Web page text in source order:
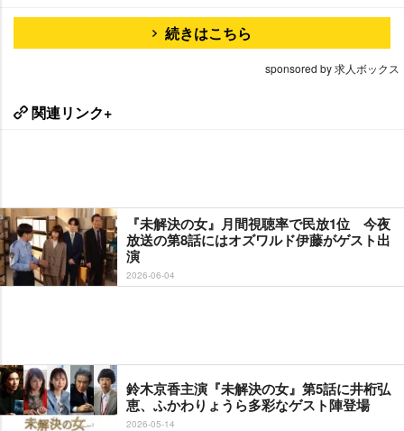
続きはこちら
sponsored by 求人ボックス
関連リンク+
『未解決の女』月間視聴率で民放1位 今夜
放送の第8話にはオズワルド伊藤がゲスト出
演
2026-06-04
鈴木京香主演『未解決の女』第5話に井桁弘
恵、ふかわりょうら多彩なゲスト陣登場
2026-05-14